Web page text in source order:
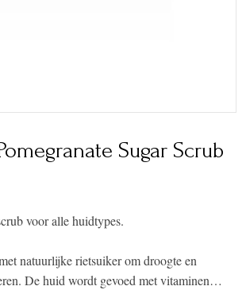
Sugar Scrub
voor alle huidtypes.
natuurlijke rietsuiker om droogte en
De huid wordt gevoed met vitaminen